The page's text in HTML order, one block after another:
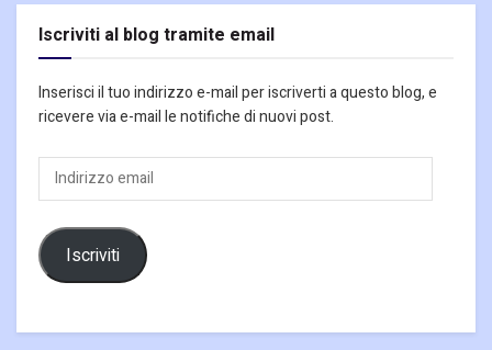
Iscriviti al blog tramite email
Inserisci il tuo indirizzo e-mail per iscriverti a questo blog, e
ricevere via e-mail le notifiche di nuovi post.
Indirizzo
email
Iscriviti